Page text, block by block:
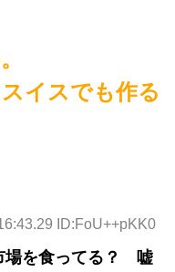
イスでも作る
ID:FoU++pKK0
場を食ってる？ 嘘